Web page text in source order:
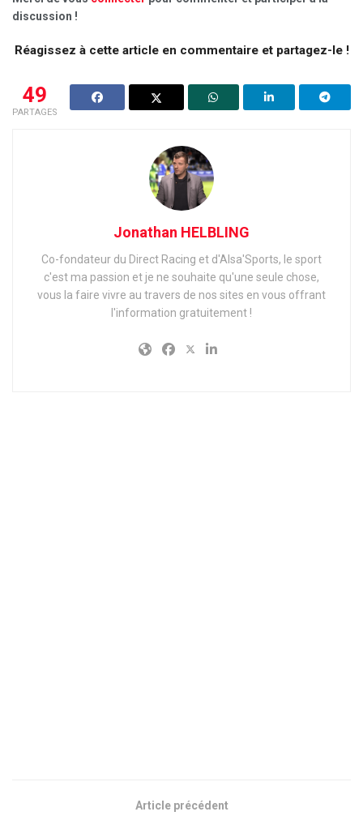
discussion !
Réagissez à cette article en commentaire et partagez-le !
49
PARTAGES
Jonathan HELBLING
Co-fondateur du Direct Racing et d'Alsa'Sports, le sport
c'est ma passion et je ne souhaite qu'une seule chose,
vous la faire vivre au travers de nos sites en vous offrant
l'information gratuitement !
Article précédent